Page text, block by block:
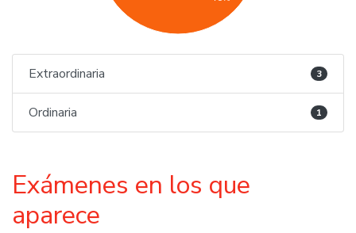
Extraordinaria 3
Ordinaria 1
Exámenes en los que
aparece